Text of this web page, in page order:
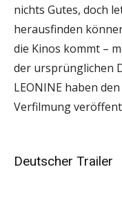
nichts Gutes, doch
herausfinden
die Kinos kommt –
der ursprünglichen
LEONINE haben
Verfilmung
Deutscher Trailer